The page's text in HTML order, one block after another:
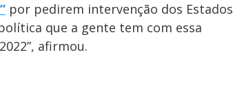
por pedirem intervenção dos Estados
que a gente tem com essa
afirmou.